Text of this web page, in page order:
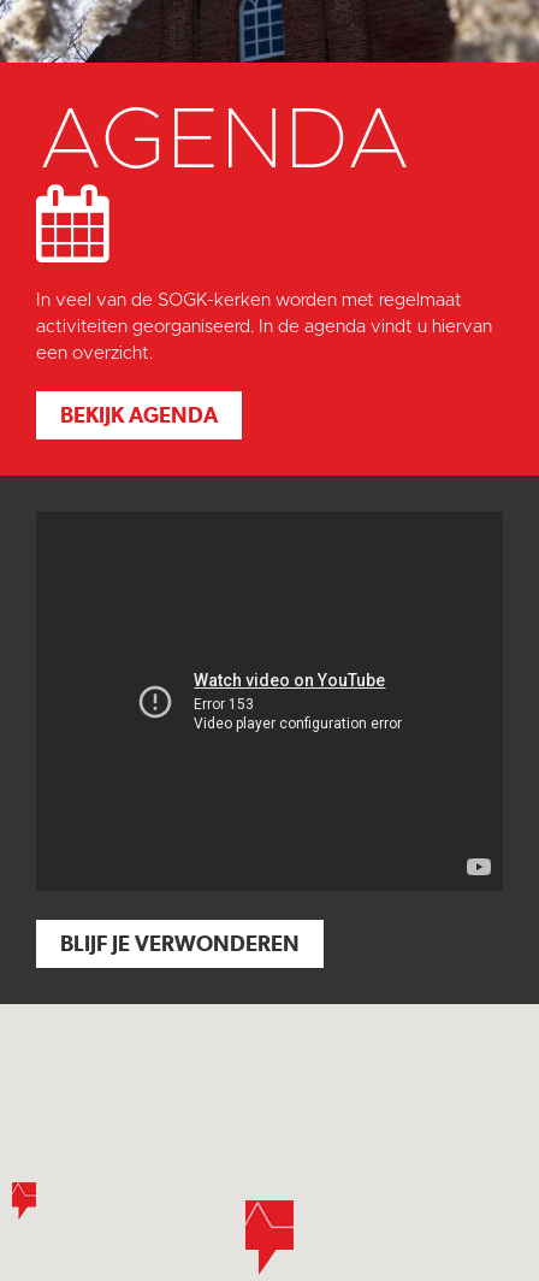
AGENDA
In veel van de SOGK-kerken worden met regelmaat
activiteiten georganiseerd. In de agenda vindt u hiervan
een overzicht.
BEKIJK AGENDA
BLIJF JE VERWONDEREN